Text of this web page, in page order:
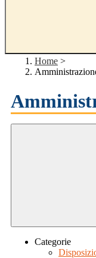
Home >
Categorie